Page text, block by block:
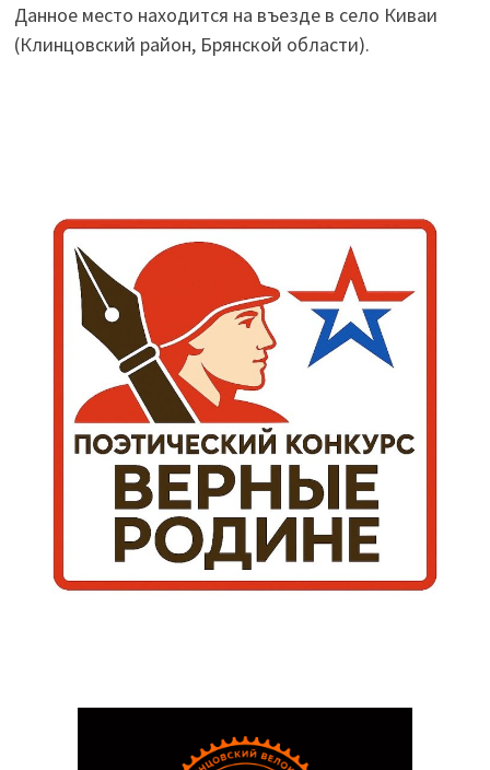
Данное место находится на въезде в село Киваи
(Клинцовский район, Брянской области).